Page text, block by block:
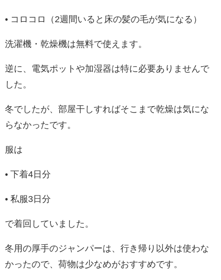
• コロコロ（2週間いると床の髪の毛が気になる）
洗濯機・乾燥機は無料で使えます。
逆に、電気ポットや加湿器は特に必要ありませんで
した。
冬でしたが、部屋干しすればそこまで乾燥は気にな
らなかったです。
服は
• 下着4日分
• 私服3日分
で着回していました。
冬用の厚手のジャンパーは、行き帰り以外は使わな
かったので、荷物は少なめがおすすめです。